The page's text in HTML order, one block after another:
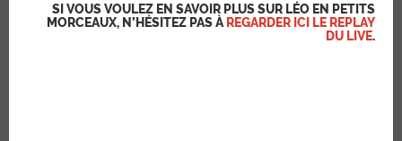
SI VOUS VOULEZ EN SAVOIR PLUS SUR LÉO EN PETITS
MORCEAUX, N’HÉSITEZ PAS À REGARDER ICI LE REPLAY
DU LIVE.